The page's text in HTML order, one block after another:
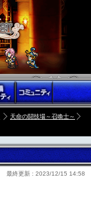
天命の闘技場～召喚士～
最終更新 : 2023/12/15 14:58